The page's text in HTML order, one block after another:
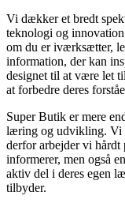
Vi dækker et bredt
teknologi og
om du er iværksætter,
information, der kan
designet til at være let
at forbedre deres
Super Butik er mere
læring og udvikling. Vi
derfor arbejder vi
informerer, men også
aktiv del i deres egen
tilbyder.